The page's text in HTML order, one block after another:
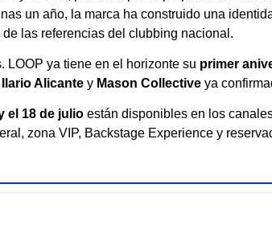
un año, la marca ha construido una
de las referencias del clubbing nacional.
LOOP ya tiene en el horizonte su primer
Ilario Alicante y Mason Collective ya
el 18 de julio están disponibles en los
zona VIP, Backstage Experience y